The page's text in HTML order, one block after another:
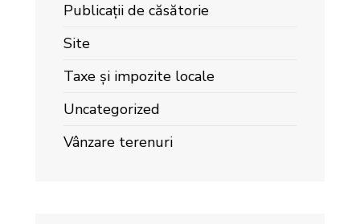
Publicații de căsătorie
Site
Taxe și impozite locale
Uncategorized
Vânzare terenuri